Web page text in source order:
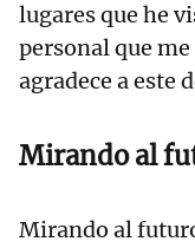
lugares que he
personal que
agradece a este
Mirando al
Mirando al